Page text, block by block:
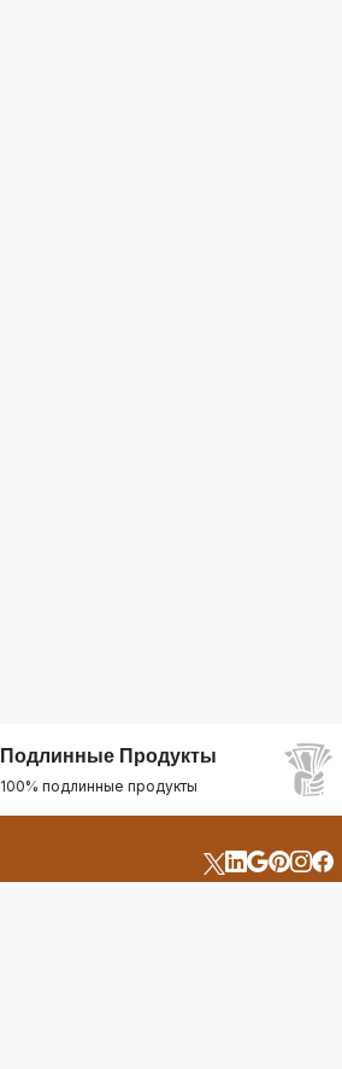
Подлинные Продукты
100% подлинные продукты